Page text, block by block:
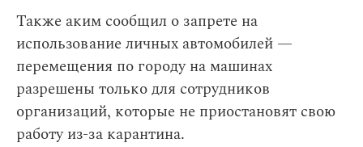
Также аким сообщил о запрете на
использование личных автомобилей —
перемещения по городу на машинах
разрешены только для сотрудников
организаций, которые не приостановят свою
работу из-за карантина.